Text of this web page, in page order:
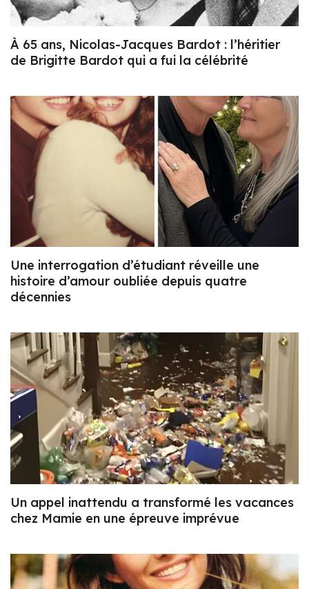
À 65 ans, Nicolas-Jacques Bardot : l’héritier
de Brigitte Bardot qui a fui la célébrité
Une interrogation d’étudiant réveille une
histoire d’amour oubliée depuis quatre
décennies
Un appel inattendu a transformé les vacances
chez Mamie en une épreuve imprévue